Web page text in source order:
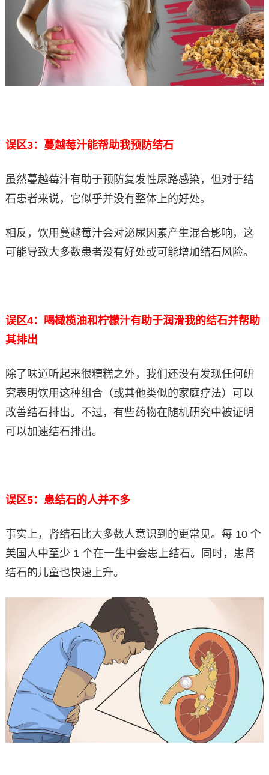
误区3：蔓越莓汁能帮助我预防结石
虽然蔓越莓汁有助于预防复发性尿路感染，但对于结
石患者来说，它似乎并没有整体上的好处。
相反，饮用蔓越莓汁会对泌尿因素产生混合影响，这
可能导致大多数患者没有好处或可能增加结石风险。
误区4：喝橄榄油和柠檬汁有助于润滑我的结石并帮助
其排出
除了味道听起来很糟糕之外，我们还没有发现任何研
究表明饮用这种组合（或其他类似的家庭疗法）可以
改善结石排出。不过，有些药物在随机研究中被证明
可以加速结石排出。
误区5：患结石的人并不多
事实上，肾结石比大多数人意识到的更常见。每 10 个
美国人中至少 1 个在一生中会患上结石。同时，患肾
结石的儿童也快速上升。